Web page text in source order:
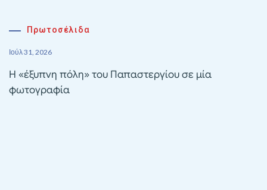
Πρωτοσέλιδα
Ιούλ 31, 2026
Η «έξυπνη πόλη» του Παπαστεργίου σε μία
φωτογραφία